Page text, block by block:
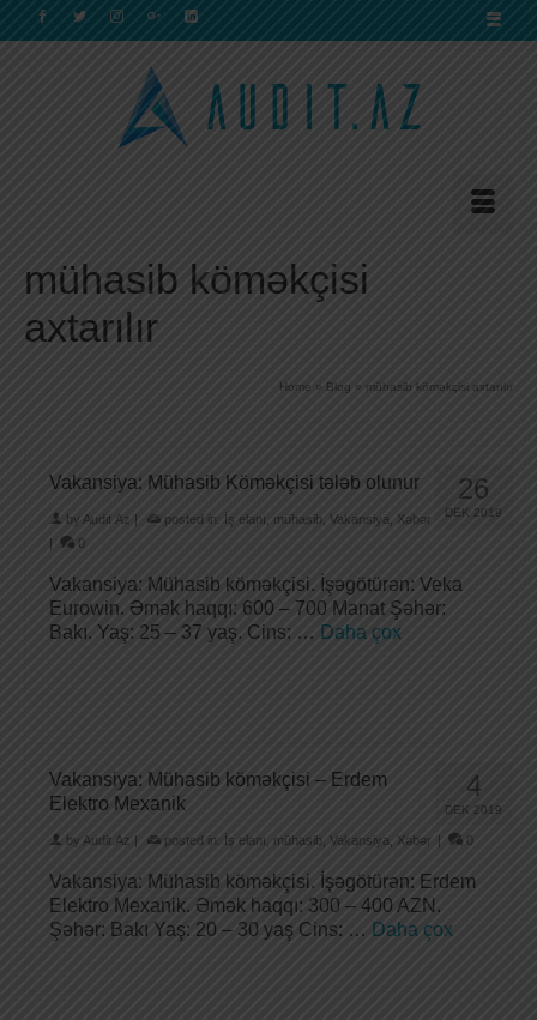
mühasib köməkçisi
axtarılır
Home » Blog » mühasib köməkçisi axtarılır
26
DEK 2019
Vakansiya: Mühasib Köməkçisi tələb olunur
by Audit.Az | posted in: İş elanı mühasib Vakansiya
Xəbər
|
0
Vakansiya: Mühasib köməkçisi. İşəgötürən: Veka
Eurowin. Əmək haqqı: 600 – 700 Manat Şəhər:
Bakı. Yaş: 25 – 37 yaş. Cins: … Daha çox
4
DEK 2019
Vakansiya: Mühasib köməkçisi – Erdem
Elektro Mexanik
by Audit.Az | posted in: İş elanı mühasib Vakansiya Xəbər | 0
Vakansiya: Mühasib köməkçisi. İşəgötürən: Erdem
Elektro Mexanik. Əmək haqqı: 300 – 400 AZN.
Şəhər: Bakı Yaş: 20 – 30 yaş Cins: … Daha çox